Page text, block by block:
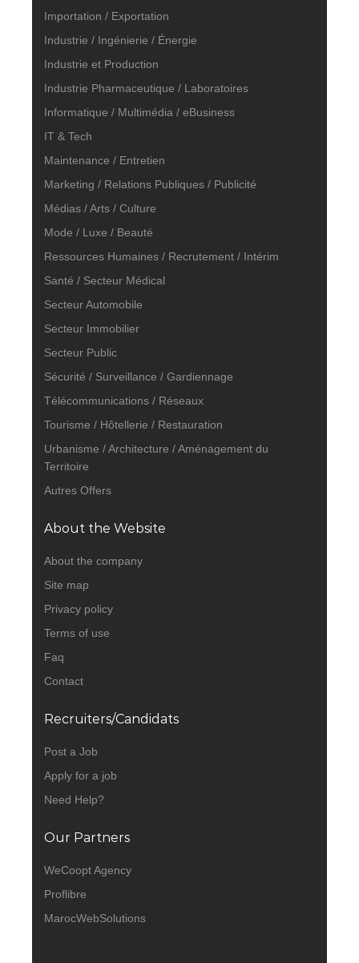
Importation / Exportation
Industrie / Ingénierie / Énergie
Industrie et Production
Industrie Pharmaceutique / Laboratoires
Informatique / Multimédia / eBusiness
IT & Tech
Maintenance / Entretien
Marketing / Relations Publiques / Publicité
Médias / Arts / Culture
Mode / Luxe / Beauté
Ressources Humaines / Recrutement / Intérim
Santé / Secteur Médical
Secteur Automobile
Secteur Immobilier
Secteur Public
Sécurité / Surveillance / Gardiennage
Télécommunications / Réseaux
Tourisme / Hôtellerie / Restauration
Urbanisme / Architecture / Aménagement du
Territoire
Autres Offers
About the Website
About the company
Site map
Privacy policy
Terms of use
Faq
Contact
Recruiters/Candidats
Post a Job
Apply for a job
Need Help?
Our Partners
WeCoopt Agency
Proflibre
MarocWebSolutions